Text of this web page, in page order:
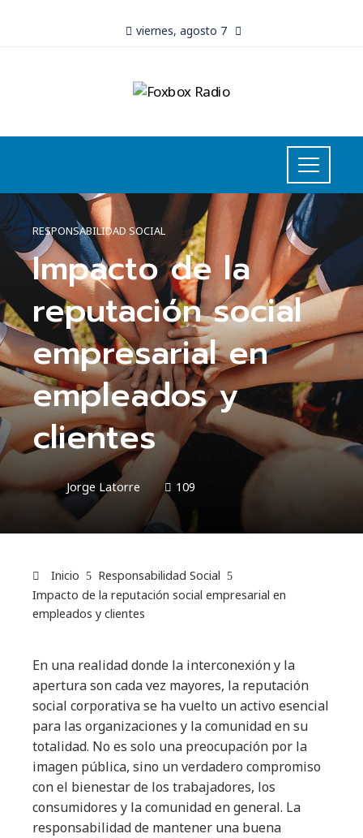
viernes, agosto 7
RESPONSABILIDAD SOCIAL
Impacto de la
reputación social
empresarial en
empleados y
clientes
Jorge Latorre 109
Inicio
Responsabilidad Social
Impacto de la reputación social empresarial en
empleados y clientes
En una realidad donde la interconexión y la
apertura son cada vez mayores, la reputación
social corporativa se ha vuelto un activo esencial
para las organizaciones y la comunidad en su
totalidad. No es solo una preocupación por la
imagen pública, sino un verdadero compromiso
con el bienestar de los trabajadores, los
consumidores y la comunidad en general. La
responsabilidad de mantener una buena